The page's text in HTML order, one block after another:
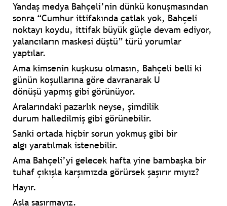
Yandaş medya Bahçeli’nin dünkü konuşmasından
sonra “Cumhur ittifakında çatlak yok, Bahçeli
noktayı koydu, ittifak büyük güçle devam ediyor,
yalancıların maskesi düştü” türü yorumlar
yaptılar.
Ama kimsenin kuşkusu olmasın, Bahçeli belli ki
günün koşullarına göre davranarak U
dönüşü yapmış gibi görünüyor.
Aralarındaki pazarlık neyse, şimdilik
durum halledilmiş gibi görünebilir.
Sanki ortada hiçbir sorun yokmuş gibi bir
algı yaratılmak istenebilir.
Ama Bahçeli’yi gelecek hafta yine bambaşka bir
tuhaf çıkışla karşımızda görürsek şaşırır mıyız?
Hayır.
Asla şaşırmayız.